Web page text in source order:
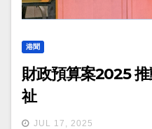
港聞
財政預算案2025
祉
JUL 17, 2025